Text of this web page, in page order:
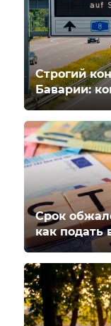
Строгий
Баварии:
Срок
как подать